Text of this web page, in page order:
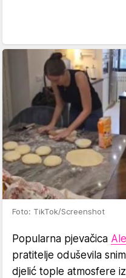
Foto: TikTok/Screenshot
Popularna pjevačica
pratitelje oduševila
djelić tople atmosfere